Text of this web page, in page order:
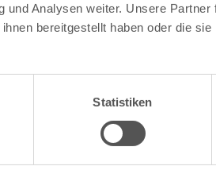
Analysen weiter. Unsere Partner
bereitgestellt haben oder die
Statistiken